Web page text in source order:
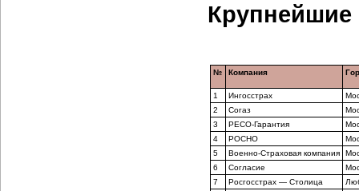
Крупнейшие
№ Компания
1 Ингосстрах
2
Согаз
3
РЕСО-Гарантия
4
РОСНО
5
Военно-Страховая компания
6
Согласие
7
Росгосстрах — Столица